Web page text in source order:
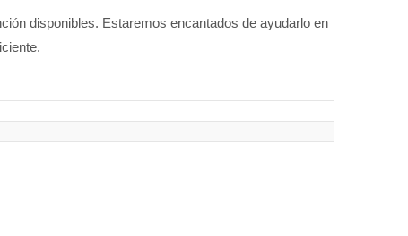
disponibles. Estaremos encantados de ayudarlo en